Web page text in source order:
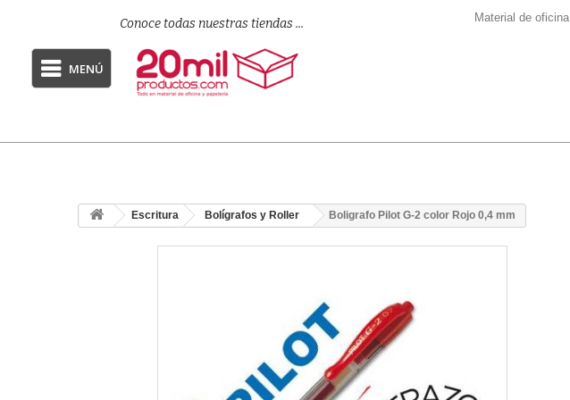
Conoce todas nuestras tiendas ... Material de oficina
MENÚ
Escritura Bolígrafos y Roller Boligrafo Pilot G-2 color Rojo 0,4 mm